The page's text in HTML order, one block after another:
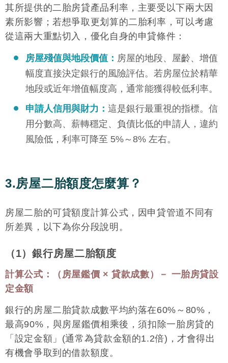
其所提供的二胎房貸產品利率，主要受以下兩大因
素所影響；若想爭取更划算的二胎利率，可以考慮
從這兩大重點切入，優化自身的申貸條件：
房屋殘值與地段價值： 房屋的地段、屋齡、增值
幅度直接決定銀行的風險評估。若房屋位於精華
地段或近年增值幅度高，通常能獲得較低利率。
申請人信用與財力： 這是銀行最重視的指標。信
用分數高、薪轉穩定、負債比低的申請人，違約
風險低，利率可降至 5%～8% 左右。
3.房屋二胎額度怎麼算？
房屋二胎的可貸額度計算公式，因申貸管道不同有
所差異，以下為你分段說明。
（1）銀行房屋二胎額度
計算公式：（房屋鑑價 × 貸款成數）－ 一胎房貸設
定金額
銀行的房屋二胎貸款成數平均約落在60%～80%，
最高90%，與房屋鑑價相乘後，須扣除一胎房貸的
「設定金額」(通常為貸款金額的1.2倍)，才會得出
有機會爭取到的借款額度。